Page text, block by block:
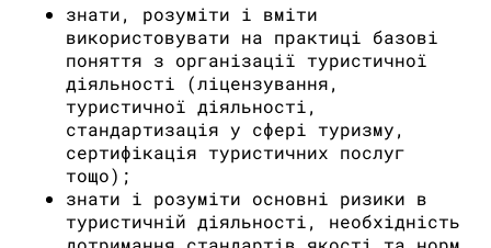
знати, розуміти і вміти
використовувати на практиці базові
поняття з організації туристичної
діяльності (ліцензування,
туристичної діяльності,
стандартизація у сфері туризму,
сертифікація туристичних послуг
тощо);
знати і розуміти основні ризики в
туристичній діяльності, необхідність